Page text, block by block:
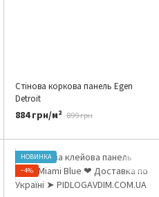
Стінова коркова панель Egen
Detroit
884 грн/м² 899 грн
НОВИНКА
−4%